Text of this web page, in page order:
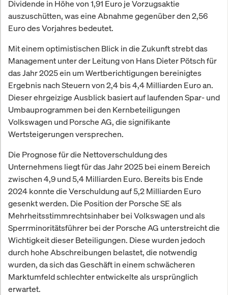
Dividende in Höhe von 1,91 Euro je Vorzugsaktie
auszuschütten, was eine Abnahme gegenüber den 2,56
Euro des Vorjahres bedeutet.
Mit einem optimistischen Blick in die Zukunft strebt das
Management unter der Leitung von Hans Dieter Pötsch für
das Jahr 2025 ein um Wertberichtigungen bereinigtes
Ergebnis nach Steuern von 2,4 bis 4,4 Milliarden Euro an.
Dieser ehrgeizige Ausblick basiert auf laufenden Spar- und
Umbauprogrammen bei den Kernbeteiligungen
Volkswagen und Porsche AG, die signifikante
Wertsteigerungen versprechen.
Die Prognose für die Nettoverschuldung des
Unternehmens liegt für das Jahr 2025 bei einem Bereich
zwischen 4,9 und 5,4 Milliarden Euro. Bereits bis Ende
2024 konnte die Verschuldung auf 5,2 Milliarden Euro
gesenkt werden. Die Position der Porsche SE als
Mehrheitsstimmrechtsinhaber bei Volkswagen und als
Sperrminoritätsführer bei der Porsche AG unterstreicht die
Wichtigkeit dieser Beteiligungen. Diese wurden jedoch
durch hohe Abschreibungen belastet, die notwendig
wurden, da sich das Geschäft in einem schwächeren
Marktumfeld schlechter entwickelte als ursprünglich
erwartet.